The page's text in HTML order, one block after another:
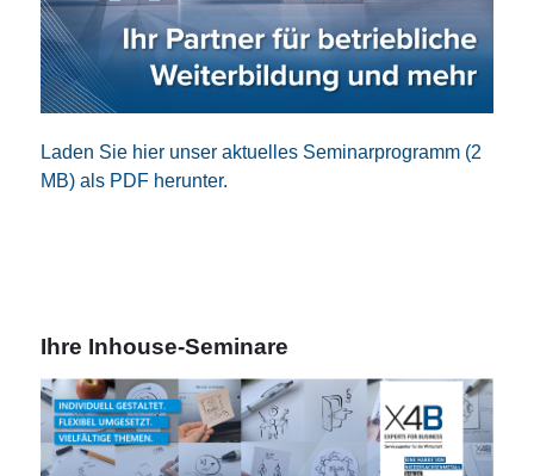
Laden Sie hier unser aktuelles Seminarprogramm (2
MB) als PDF herunter.
Ihre Inhouse-Seminare